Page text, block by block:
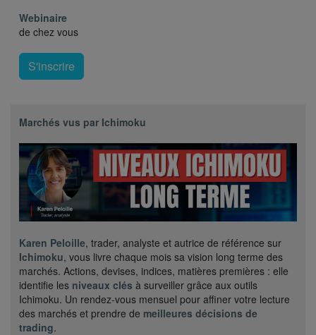
Webinaire
de chez vous
S'inscrire
Marchés vus par Ichimoku
Karen Peloille, trader, analyste et autrice de référence sur
Ichimoku, vous livre chaque mois sa vision long terme des
marchés. Actions, devises, indices, matières premières : elle
identifie les niveaux clés à surveiller grâce aux outils
Ichimoku. Un rendez-vous mensuel pour affiner votre lecture
des marchés et prendre de meilleures décisions de
trading.